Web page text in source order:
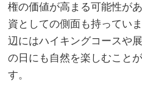
権の価値が高まる可能性が
資としての側面も持ってい
辺にはハイキングコースや
の日にも自然を楽しむこと
す。